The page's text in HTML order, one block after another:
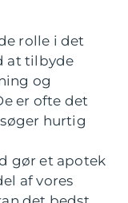
rolle i det
at tilbyde
og
er ofte det
hurtig
gør et apotek
af vores